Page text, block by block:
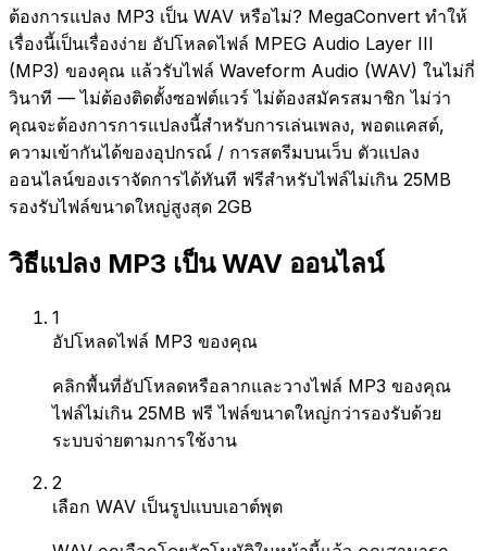
ต้องการแปลง MP3 เป็น WAV หรือไม่? MegaConvert ทำให้
เรื่องนี้เป็นเรื่องง่าย อัปโหลดไฟล์ MPEG Audio Layer III
(MP3) ของคุณ แล้วรับไฟล์ Waveform Audio (WAV) ในไม่กี่
วินาที — ไม่ต้องติดตั้งซอฟต์แวร์ ไม่ต้องสมัครสมาชิก ไม่ว่า
คุณจะต้องการการแปลงนี้สำหรับการเล่นเพลง, พอดแคสต์,
ความเข้ากันได้ของอุปกรณ์ / การสตรีมบนเว็บ ตัวแปลง
ออนไลน์ของเราจัดการได้ทันที ฟรีสำหรับไฟล์ไม่เกิน 25MB
รองรับไฟล์ขนาดใหญ่สูงสุด 2GB
วิธีแปลง MP3 เป็น WAV ออนไลน์
1
อัปโหลดไฟล์ MP3 ของคุณ
คลิกพื้นที่อัปโหลดหรือลากและวางไฟล์ MP3 ของคุณ
ไฟล์ไม่เกิน 25MB ฟรี ไฟล์ขนาดใหญ่กว่ารองรับด้วย
ระบบจ่ายตามการใช้งาน
2
เลือก WAV เป็นรูปแบบเอาต์พุต